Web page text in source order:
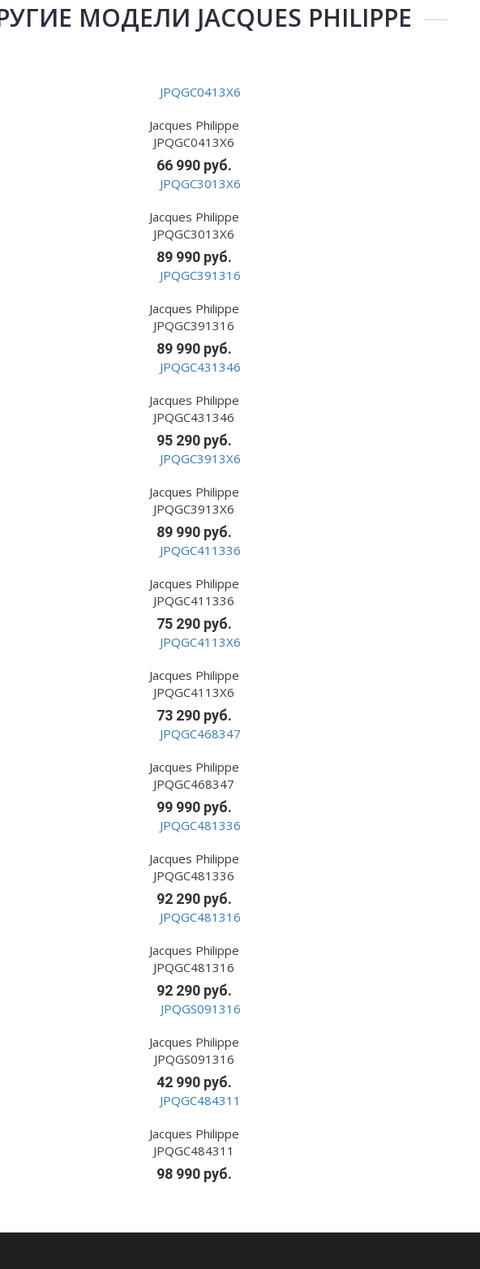
МОДЕЛИ JACQUES PHILIPPE
Jacques Philippe
JPQGC0413X6
66 990 руб.
Jacques Philippe
JPQGC3013X6
89 990 руб.
Jacques Philippe
JPQGC391316
89 990 руб.
Jacques Philippe
JPQGC431346
95 290 руб.
Jacques Philippe
JPQGC3913X6
89 990 руб.
Jacques Philippe
JPQGC411336
75 290 руб.
Jacques Philippe
JPQGC4113X6
73 290 руб.
Jacques Philippe
JPQGC468347
99 990 руб.
Jacques Philippe
JPQGC481336
92 290 руб.
Jacques Philippe
JPQGC481316
92 290 руб.
Jacques Philippe
JPQGS091316
42 990 руб.
Jacques Philippe
JPQGC484311
98 990 руб.